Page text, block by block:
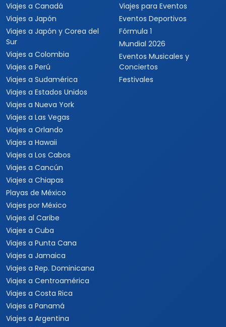
Viajes a Canadá
Viajes a Japón
Viajes a Japón y Corea del
Sur
Viajes a Colombia
Viajes a Perú
Viajes a Sudamérica
Viajes a Estados Unidos
Viajes a Nueva York
Viajes a Las Vegas
Viajes a Orlando
Viajes a Hawaii
Viajes a Los Cabos
Viajes a Cancún
Viajes a Chiapas
Playas de México
Viajes por México
Viajes al Caribe
Viajes a Cuba
Viajes a Punta Cana
Viajes a Jamaica
Viajes a Rep. Dominicana
Viajes a Centroamérica
Viajes a Costa Rica
Viajes a Panamá
Viajes a Argentina
Viajes para Eventos
Eventos Deportivos
Fórmula 1
Mundial 2026
Eventos Musicales y
Conciertos
Festivales